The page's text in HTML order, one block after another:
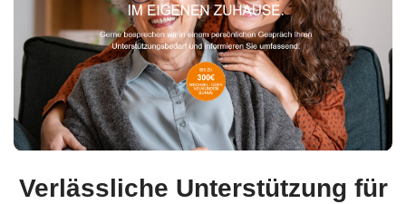
Verlässliche Unterstützung für